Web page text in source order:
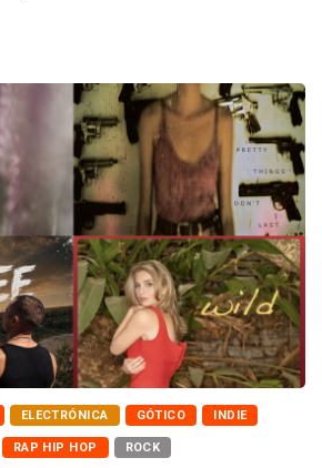
ELECTRÓNICA GÓTICO INDIE
RAP HIP HOP ROCK